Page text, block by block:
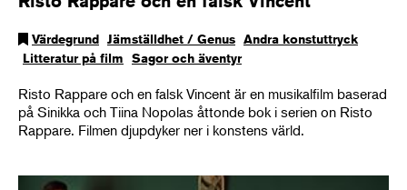
Värdegrund Jämställdhet / Genus Andra konstuttryck
Litteratur på film Sagor och äventyr
Risto Rappare och en falsk Vincent är en musikalfilm baserad
på Sinikka och Tiina Nopolas åttonde bok i serien on Risto
Rappare. Filmen djupdyker ner i konstens värld.